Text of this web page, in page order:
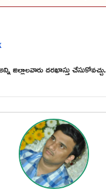
జిల్లాలవారు దరఖాస్తు చేసుకోవచ్చు.